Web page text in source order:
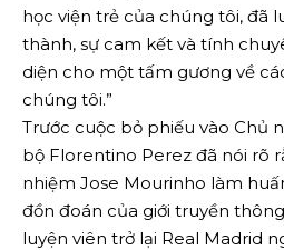
học viện trẻ của chúng tôi, đã
thành, sự cam kết và tính
diện cho một tấm gương về
chúng tôi.”
Trước cuộc bỏ phiếu vào Chủ
bộ Florentino Perez đã nói rõ
nhiệm Jose Mourinho làm
đồn đoán của giới truyền
luyện viên trở lại ⁠Real Madrid